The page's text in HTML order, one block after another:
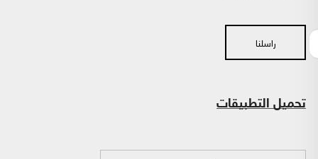
راسلنا
تحميل التطبيقات